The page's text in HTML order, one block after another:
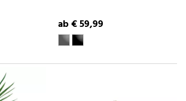
ab € 59,99